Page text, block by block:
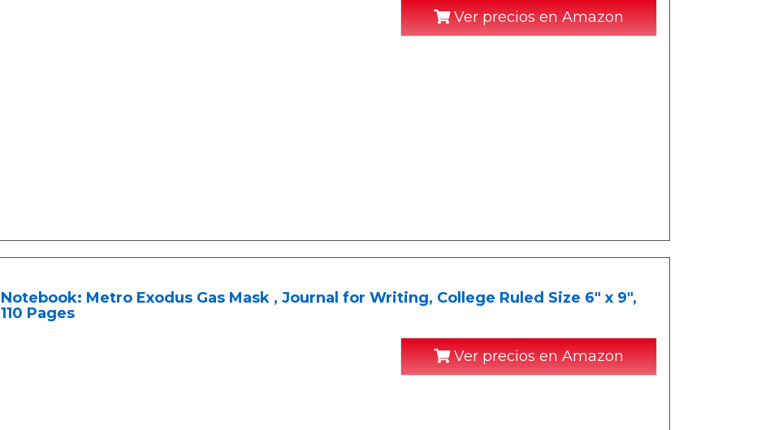
Ver precios en Amazon
Notebook: Metro Exodus Gas Mask , Journal for Writing, College Ruled Size 6" x 9",
110 Pages
Ver precios en Amazon